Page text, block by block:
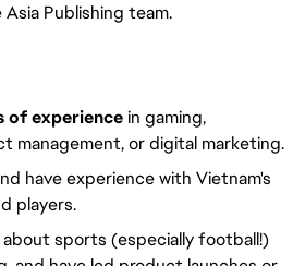
Publishing team.
of experiencein gaming,
management, or digital marketing.
have experience with Vietnam's
players.
about sports (especially football!)